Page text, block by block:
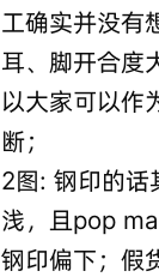
工确实并没有
耳、脚开合度
以大家可以作
断；
2图: 钢印的话
浅，且pop
钢印偏下；假